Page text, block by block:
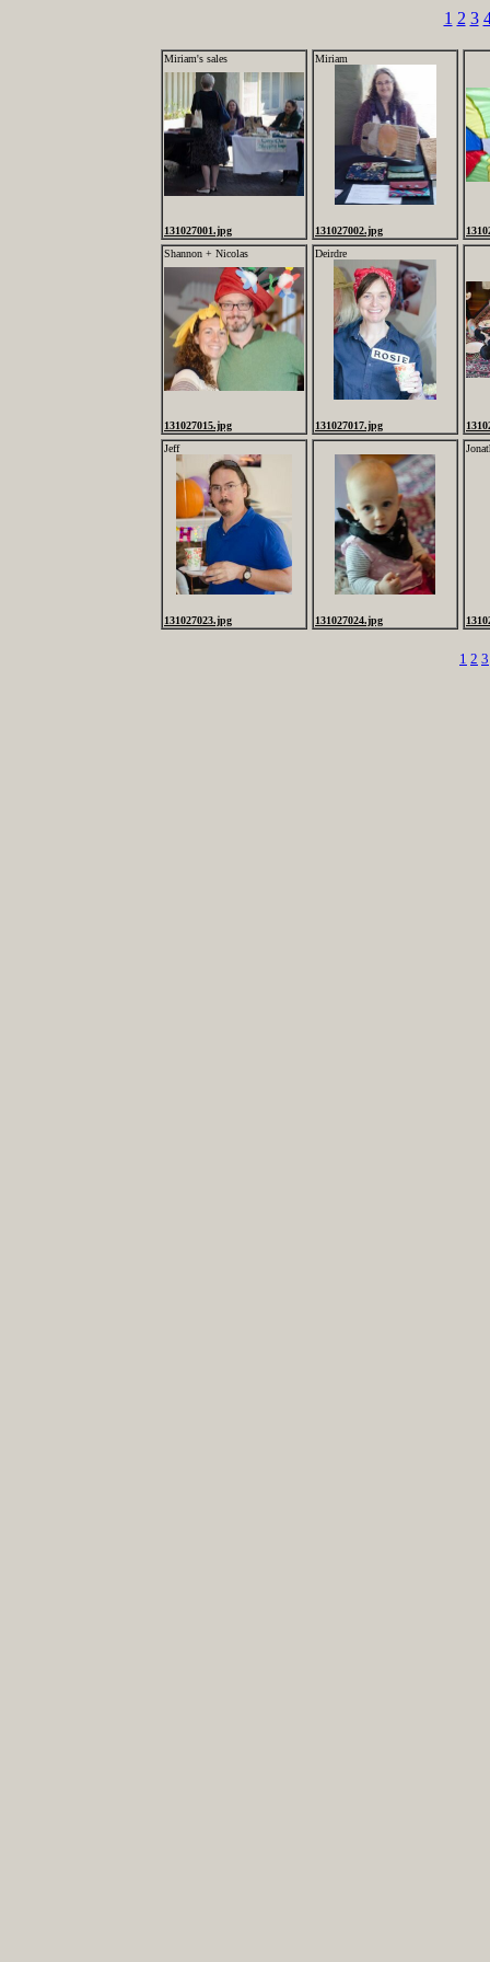
1 2 3
Miriam's sales
131027001.jpg
Miriam
131027002.jpg
Shannon + Nicolas
131027015.jpg
Deirdre
131027017.jpg
Jeff
131027023.jpg 131027024.jpg
1 2 3